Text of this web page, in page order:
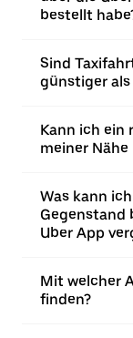
bestellt
Sind
günstiger als
Kann ich ein
meiner Nähe
Was kann
Gegenstand
Uber App
Mit welcher
finden?